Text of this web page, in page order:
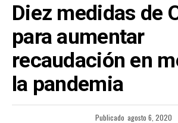
Diez medidas de
para aumentar
recaudación en
la pandemia
Publicado agosto 6, 2020